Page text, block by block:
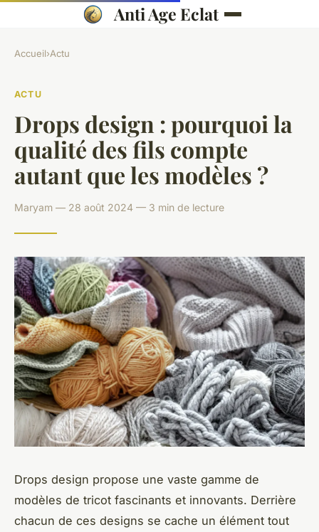
Anti Age Eclat
Accueil›Actu
ACTU
Drops design : pourquoi la
qualité des fils compte
autant que les modèles ?
Maryam — 28 août 2024 — 3 min de lecture
Drops design propose une vaste gamme de
modèles de tricot fascinants et innovants. Derrière
chacun de ces designs se cache un élément tout